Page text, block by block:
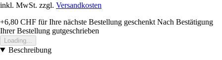
inkl. MwSt. zzgl. Versandkosten
+6,80 CHF für Ihre nächste Bestellung geschenkt Nach Bestätigung
Ihrer Bestellung gutgeschrieben
Loading...
Beschreibung